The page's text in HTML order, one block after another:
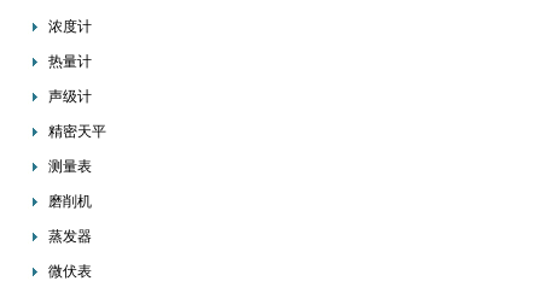
浓度计
热量计
声级计
精密天平
测量表
磨削机
蒸发器
微伏表